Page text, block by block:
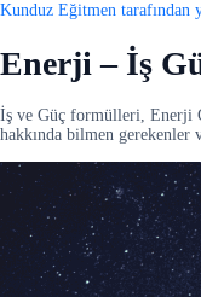
Kunduz Eğitmen tarafından
Enerji – İş
İş ve Güç formülleri, Enerji
hakkında bilmen gerekenler